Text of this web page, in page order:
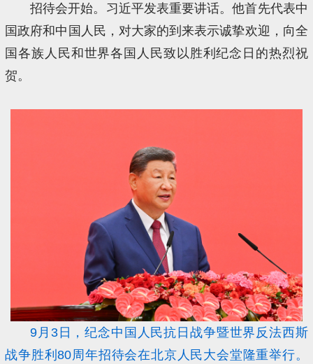
招待会开始。习近平发表重要讲话。他首先代表中
国政府和中国人民，对大家的到来表示诚挚欢迎，向全
国各族人民和世界各国人民致以胜利纪念日的热烈祝
贺。
9月3日，纪念中国人民抗日战争暨世界反法西斯
战争胜利80周年招待会在北京人民大会堂隆重举行。